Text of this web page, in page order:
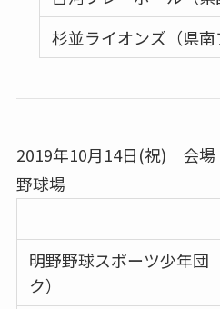
杉並ライオンズ（県南
2019年10月14日(祝) 会場
野球場
明野野球スポーツ少年団
ク）